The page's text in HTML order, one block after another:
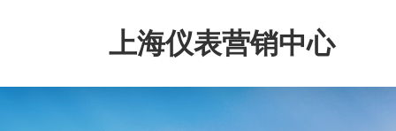
上海仪表营销中心